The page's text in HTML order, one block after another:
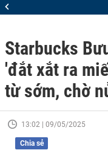
Starbucks
'đắt xắt ra
từ sớm, chờ
13:02 | 09/05/2025
Chia sẻ